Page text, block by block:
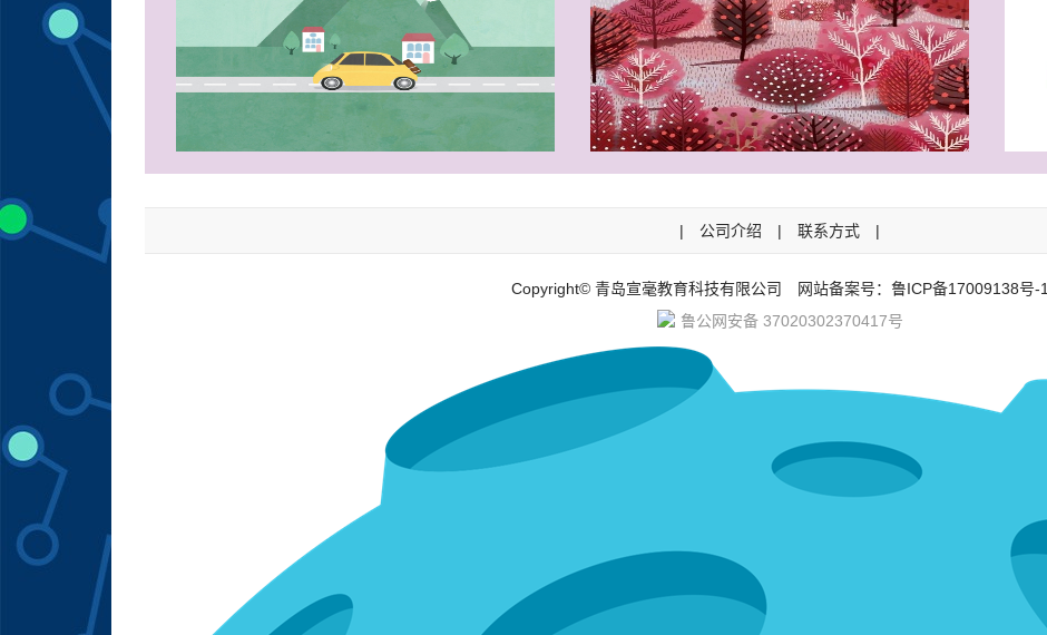
| 公司介绍 | 联系方式 |
Copyright© 青岛宣毫教育科技有限公司 网站备案号： 鲁ICP备17009138号-1
鲁公网安备 37020302370417号